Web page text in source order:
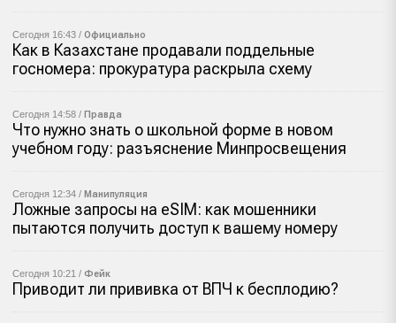
Сегодня 16:43 / Официально
Как в Казахстане продавали поддельные
госномера: прокуратура раскрыла схему
Сегодня 14:58 / Правда
Что нужно знать о школьной форме в новом
учебном году: разъяснение Минпросвещения
Сегодня 12:34 / Манипуляция
Ложные запросы на eSIM: как мошенники
пытаются получить доступ к вашему номеру
Сегодня 10:21 / Фейк
Приводит ли прививка от ВПЧ к бесплодию?